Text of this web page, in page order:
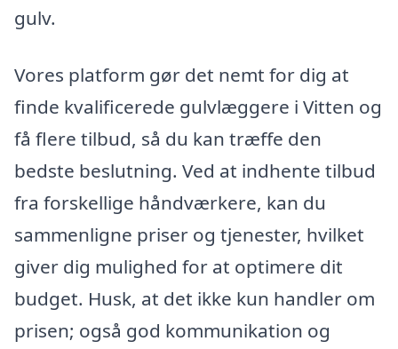
gulv.
Vores platform gør det nemt for dig at
finde kvalificerede gulvlæggere i Vitten og
få flere tilbud, så du kan træffe den
bedste beslutning. Ved at indhente tilbud
fra forskellige håndværkere, kan du
sammenligne priser og tjenester, hvilket
giver dig mulighed for at optimere dit
budget. Husk, at det ikke kun handler om
prisen; også god kommunikation og